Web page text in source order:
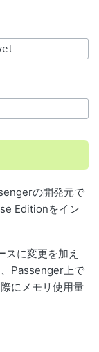
の開発元で
Editionをイン
に変更を加え
Passenger上で
にメモリ使用量